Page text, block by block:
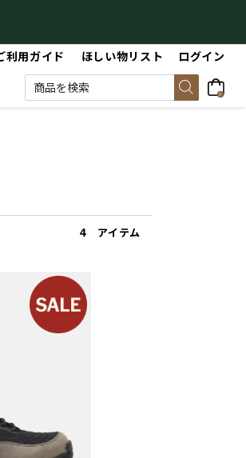
利用ガイド ほしい物リスト ログイン
0
4 アイテム